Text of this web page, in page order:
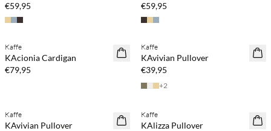
€59,95
€59,95
NEUHEITEN
Kaufe mind. 2 & spare 20 %
Kaffe
KAcionia Cardigan
€79,95
NEUHEITEN
Kaufe mind. 2 & spare 20 %
Kaffe
KAvivian Pullover
€39,95
+2
NEUHEITEN
Kaffe
KAvivian Pullover
NEUHEITEN
Kaffe
KAlizza Pullover